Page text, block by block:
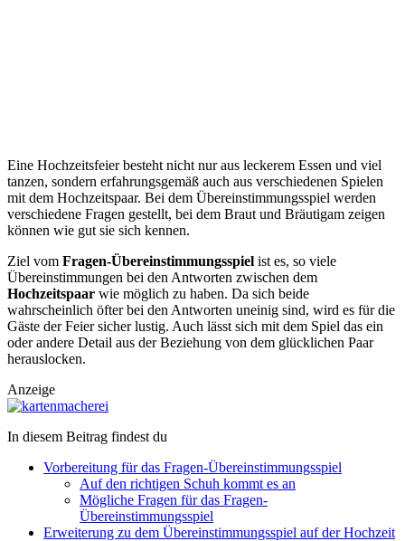
Eine Hochzeitsfeier besteht nicht nur aus leckerem Essen und viel
tanzen, sondern erfahrungsgemäß auch aus verschiedenen Spielen
mit dem Hochzeitspaar. Bei dem Übereinstimmungsspiel werden
verschiedene Fragen gestellt, bei dem Braut und Bräutigam zeigen
können wie gut sie sich kennen.
Ziel vom Fragen-Übereinstimmungsspiel ist es, so viele
Übereinstimmungen bei den Antworten zwischen dem
Hochzeitspaar wie möglich zu haben. Da sich beide
wahrscheinlich öfter bei den Antworten uneinig sind, wird es für die
Gäste der Feier sicher lustig. Auch lässt sich mit dem Spiel das ein
oder andere Detail aus der Beziehung von dem glücklichen Paar
herauslocken.
Anzeige
In diesem Beitrag findest du
Vorbereitung für das Fragen-Übereinstimmungsspiel
Auf den richtigen Schuh kommt es an
Mögliche Fragen für das Fragen-
Übereinstimmungsspiel
Erweiterung zu dem Übereinstimmungsspiel auf der Hochzeit